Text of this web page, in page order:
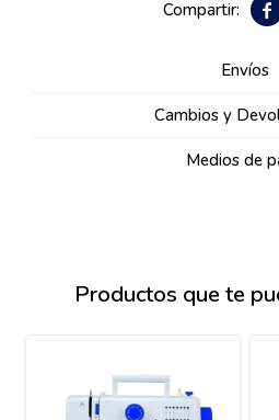

Envíos
Cambios y
Medios de
Productos que te